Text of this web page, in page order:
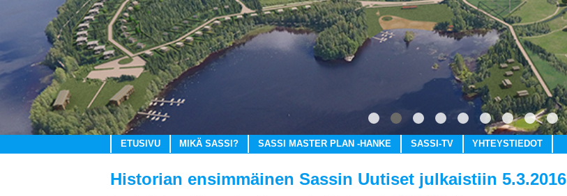
8
ETUSIVU MIKÄ SASSI? SASSI MASTER PLAN -HANKE SASSI-TV YHTEYSTIEDOT
Historian ensimmäinen Sassin Uutiset julkaistiin 5.3.2016